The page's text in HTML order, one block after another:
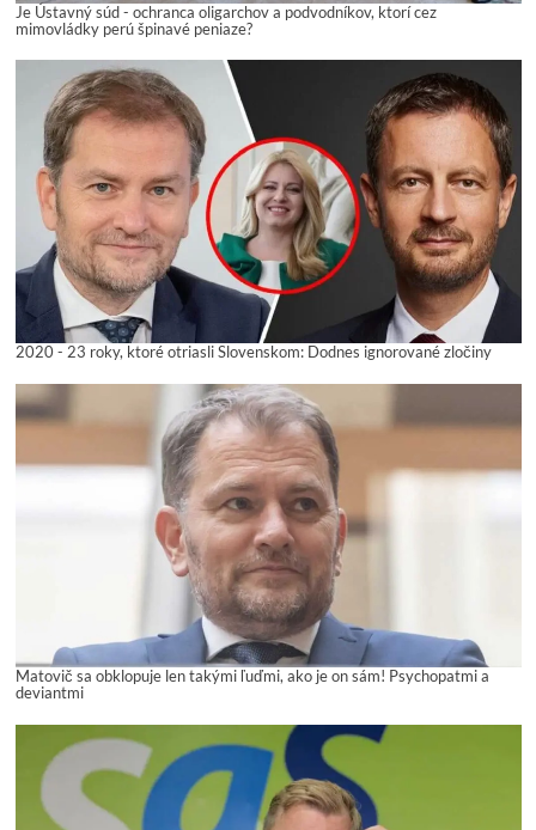
Je Ústavný súd - ochranca oligarchov a podvodníkov, ktorí cez
mimovládky perú špinavé peniaze?
2020 - 23 roky, ktoré otriasli Slovenskom: Dodnes ignorované zločiny
Matovič sa obklopuje len takými ľuďmi, ako je on sám! Psychopatmi a
deviantmi